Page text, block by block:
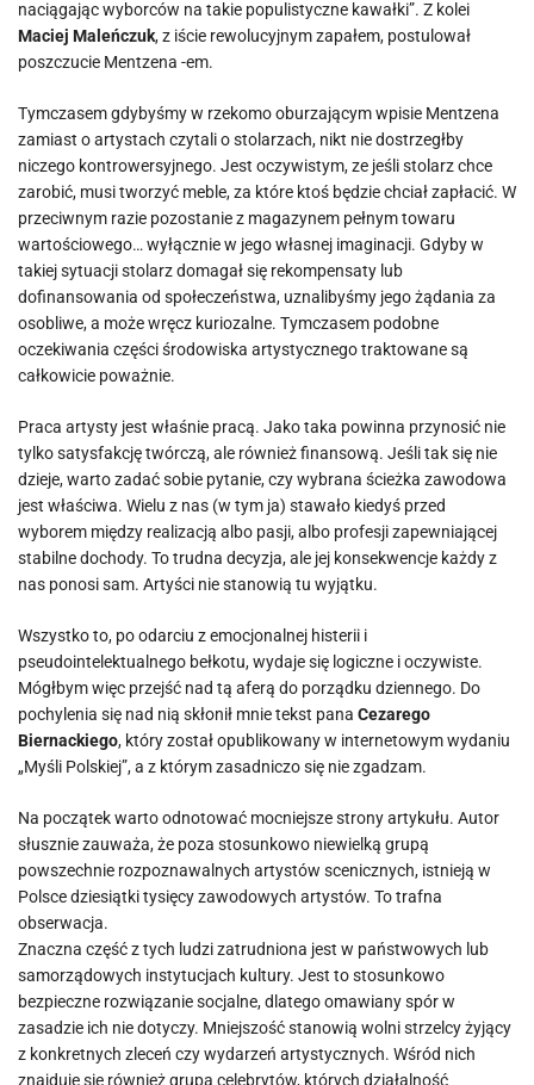
naciągając wyborców na takie populistyczne kawałki”. Z kolei
Maciej Maleńczuk, z iście rewolucyjnym zapałem, postulował
poszczucie Mentzena -em.
Tymczasem gdybyśmy w rzekomo oburzającym wpisie Mentzena
zamiast o artystach czytali o stolarzach, nikt nie dostrzegłby
niczego kontrowersyjnego. Jest oczywistym, ze jeśli stolarz chce
zarobić, musi tworzyć meble, za które ktoś będzie chciał zapłacić. W
przeciwnym razie pozostanie z magazynem pełnym towaru
wartościowego… wyłącznie w jego własnej imaginacji. Gdyby w
takiej sytuacji stolarz domagał się rekompensaty lub
dofinansowania od społeczeństwa, uznalibyśmy jego żądania za
osobliwe, a może wręcz kuriozalne. Tymczasem podobne
oczekiwania części środowiska artystycznego traktowane są
całkowicie poważnie.
Praca artysty jest właśnie pracą. Jako taka powinna przynosić nie
tylko satysfakcję twórczą, ale również finansową. Jeśli tak się nie
dzieje, warto zadać sobie pytanie, czy wybrana ścieżka zawodowa
jest właściwa. Wielu z nas (w tym ja) stawało kiedyś przed
wyborem między realizacją albo pasji, albo profesji zapewniającej
stabilne dochody. To trudna decyzja, ale jej konsekwencje każdy z
nas ponosi sam. Artyści nie stanowią tu wyjątku.
Wszystko to, po odarciu z emocjonalnej histerii i
pseudointelektualnego bełkotu, wydaje się logiczne i oczywiste.
Mógłbym więc przejść nad tą aferą do porządku dziennego. Do
pochylenia się nad nią skłonił mnie tekst pana Cezarego
Biernackiego, który został opublikowany w internetowym wydaniu
„Myśli Polskiej”, a z którym zasadniczo się nie zgadzam.
Na początek warto odnotować mocniejsze strony artykułu. Autor
słusznie zauważa, że poza stosunkowo niewielką grupą
powszechnie rozpoznawalnych artystów scenicznych, istnieją w
Polsce dziesiątki tysięcy zawodowych artystów. To trafna
obserwacja.
Znaczna część z tych ludzi zatrudniona jest w państwowych lub
samorządowych instytucjach kultury. Jest to stosunkowo
bezpieczne rozwiązanie socjalne, dlatego omawiany spór w
zasadzie ich nie dotyczy. Mniejszość stanowią wolni strzelcy żyjący
z konkretnych zleceń czy wydarzeń artystycznych. Wśród nich
znajduje się również grupa celebrytów, których działalność